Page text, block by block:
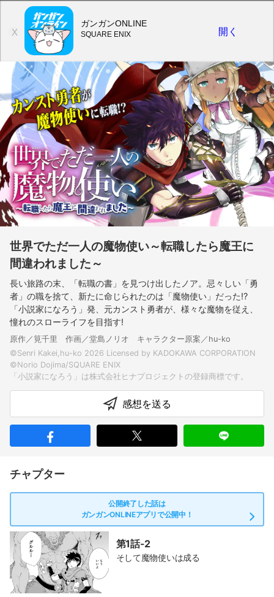
世界でただ一人の魔物使い～転職したら魔王に
間違われました～
長い旅路の末、「転職の書」を見つけ出したノア。忌々しい「勇
者」の職を捨て、新たに命じられたのは「魔物使い」だった!?
「小説家になろう」発、元カンスト勇者が、様々な魔物を従え、
憧れのスローライフを目指す!
原作／筧千里 作画／堂島ノリオ キャラクター原案／hu-ko
©Senri Kakei,hu-ko 2026 Licensed by KADOKAWA CORPORATION
©Norio Dojima/SQUARE ENIX
感想を送る
チャプター
公開終了した話は
ガンガンONLINEアプリで公開中！
第1話-2
そして魔物使いは成る
X
ガンガンONLINE
SQUARE ENIX 開く